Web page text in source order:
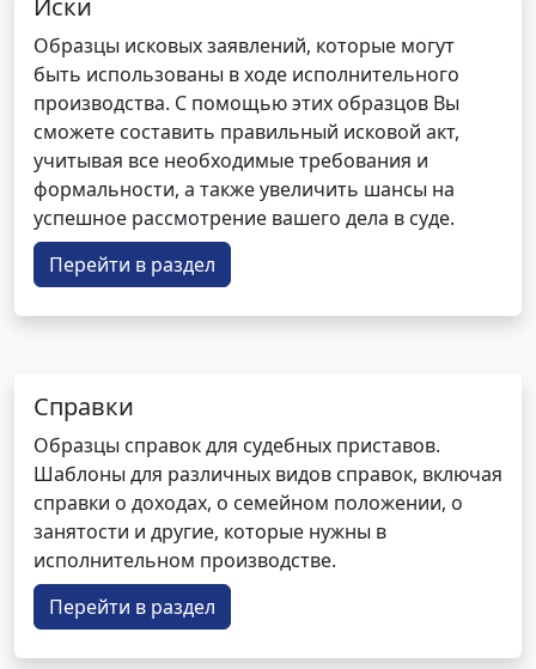
Иски
Образцы исковых заявлений, которые могут
быть использованы в ходе исполнительного
производства. С помощью этих образцов Вы
сможете составить правильный исковой акт,
учитывая все необходимые требования и
формальности, а также увеличить шансы на
успешное рассмотрение вашего дела в суде.
Перейти в раздел
Справки
Образцы справок для судебных приставов.
Шаблоны для различных видов справок, включая
справки о доходах, о семейном положении, о
занятости и другие, которые нужны в
исполнительном производстве.
Перейти в раздел